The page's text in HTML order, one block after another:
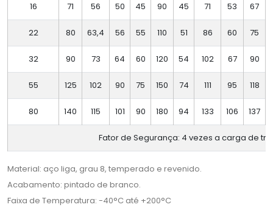
16 71 56 50 45 90 45 71 53 67
22 80 63,4 56 55 110 51 86 60 75
32 90 73 64 60 120 54 102 67 90
55 125 102 90 75 150 74 111 95 118
80 140 115 101 90 180 94 133 106 137
Fator de Segurança: 4 vezes a carga de
Material: aço liga, grau 8, temperado e revenido.
Acabamento: pintado de branco.
Faixa de Temperatura: -40°C até +200°C